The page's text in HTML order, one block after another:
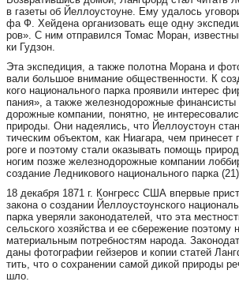
в га­зе­ты об Йел­ло­ус­то­у­не. Ему уда­лось
фа Ф. Хей­де­на ор­га­ни­зо­вать еще од­ну
ров». С ним отп­ра­вил­ся То­мас Мо­ран,
ки Гуд­зон.
Эта экс­пе­ди­ция, а так­же по­лот­на Мо­ра­на и
ва­ли боль­шое внимание об­ще­ст­вен­нос­ти. К
ко­го на­ци­о­наль­но­го пар­ка про­я­ви­ли ин­те­рес
па­ния», а так­же же­лез­но­до­рож­ные
до­рож­ные ком­па­нии, по­нят­но, не
при­ро­ды. Они на­де­я­лись, что Йел­ло­ус­то­ун
ти­чес­ким объ­ек­том, как Ни­а­га­ра, чем
ро­ге и по­э­то­му ста­ли ока­зы­вать по­мощь
но­гим поз­же же­лез­но­до­рож­ные ком­па­нии
соз­да­ние Лед­ни­ко­во­го на­ци­о­наль­но­го пар­ка
18 де­каб­ря 1871 г. Конг­ресс США впер­вые
за­ко­на о соз­да­нии Йел­ло­ус­то­у­нс­ко­го
пар­ка уве­ря­ли за­ко­но­да­те­лей, что эта
сельс­ко­го хо­зяй­ства и ее сбе­ре­же­ние по­э­то­му
ма­те­ри­аль­ным пот­реб­нос­тям на­ро­да.
да­ны фо­тог­ра­фии гей­зе­ров и ко­пии ста­тей
тить, что о сох­ра­не­нии са­мой ди­кой при­ро­ды
шло.